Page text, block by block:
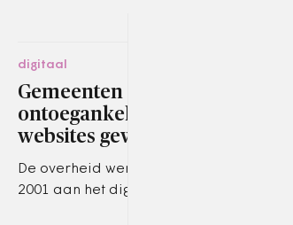
digitaal
Gemeenten op
ontoegankelijke
websites gewezen
De overheid werkt als sinds
2001 aan het digitaal